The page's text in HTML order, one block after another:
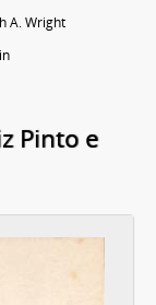
A. Wright
Pinto e